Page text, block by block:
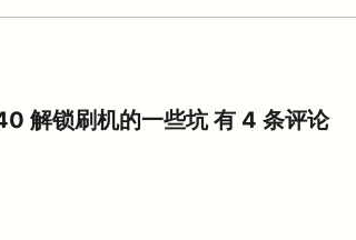
解锁刷机的一些坑 有 4 条评论